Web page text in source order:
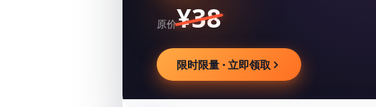
原价¥38
限时限量 · 立即领取